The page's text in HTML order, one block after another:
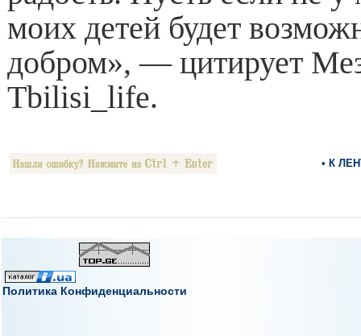
моих детей будет
добром», — цитирует
Tbilisi_life.
• К
Политика Конфиденциальности